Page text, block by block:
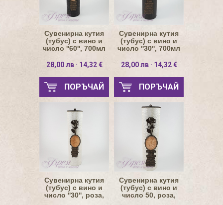
Сувенирна кутия
(тубус) с вино и
число ''60'', 700мл
28,00 лв · 14,32 €
ПОРЪЧАЙ
Сувенирна кутия
(тубус) с вино и
число ''30'', 700мл
28,00 лв · 14,32 €
ПОРЪЧАЙ
Сувенирна кутия
(тубус) с вино и
число ''30'', роза,
Сувенирна кутия
(тубус) с вино и
число 50, роза,